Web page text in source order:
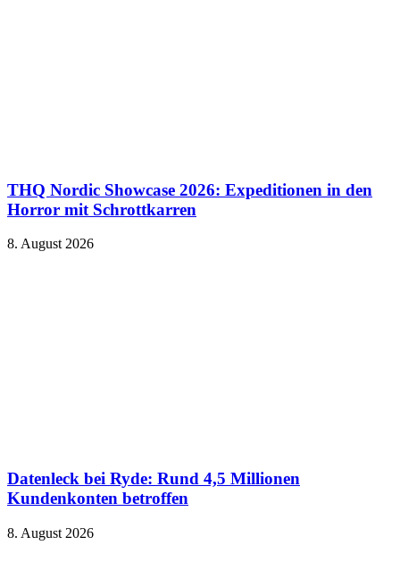
THQ Nordic Showcase 2026: Expeditionen in den
Horror mit Schrottkarren
8. August 2026
Datenleck bei Ryde: Rund 4,5 Millionen
Kundenkonten betroffen
8. August 2026